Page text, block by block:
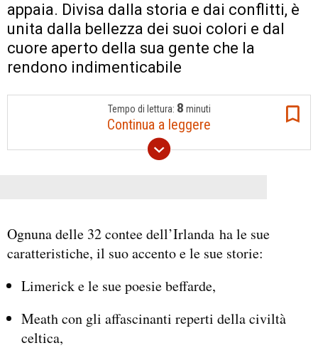
appaia. Divisa dalla storia e dai conflitti, è
unita dalla bellezza dei suoi colori e dal
cuore aperto della sua gente che la
rendono indimenticabile
Tempo di lettura: 8 minuti
Continua a leggere
Ognuna delle 32 contee dell’Irlanda ha le sue
caratteristiche, il suo accento e le sue storie:
Limerick e le sue poesie beffarde,
Meath con gli affascinanti reperti della civiltà
celtica,